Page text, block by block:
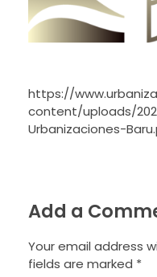
https://
content/uploads/
Urbanizaciones-
Add a
Your email address
fields are marked *